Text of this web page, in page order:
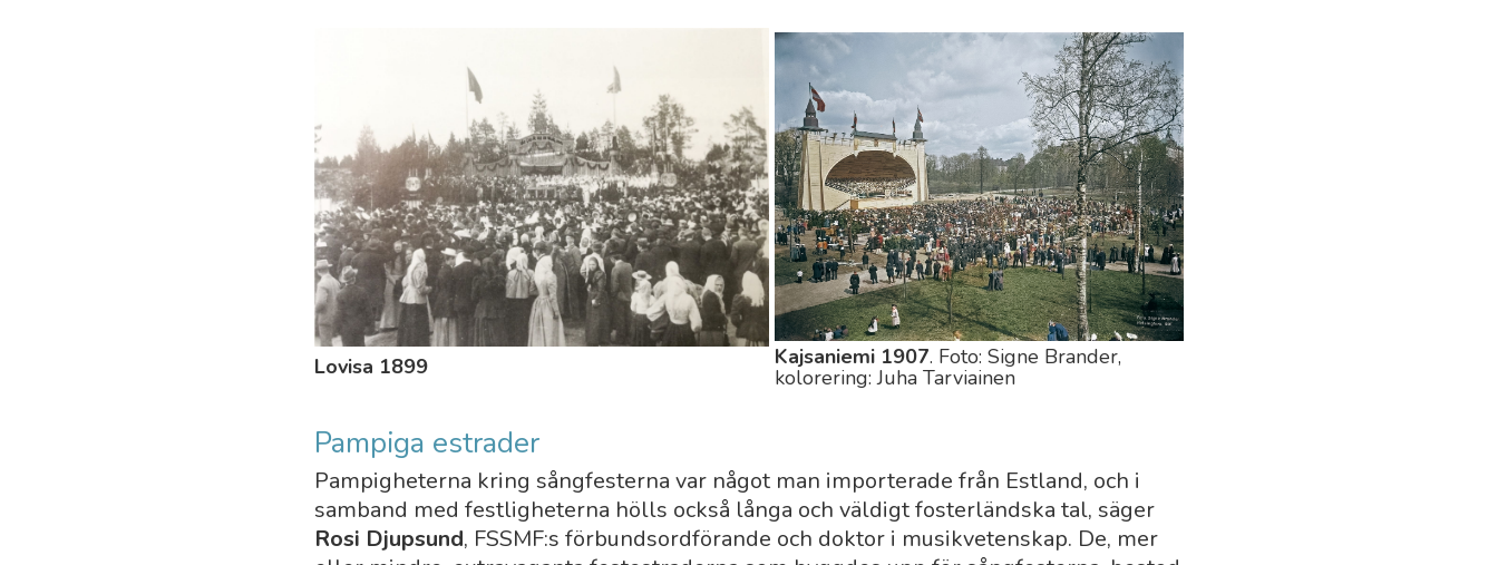
Lovisa 1899 Kajsaniemi 1907. Foto: Signe Brander,
kolorering: Juha Tarviainen
Pampiga estrader
Pampigheterna kring sångfesterna var något man importerade från Estland, och i
samband med festligheterna hölls också långa och väldigt fosterländska tal, säger
Rosi Djup­sund, FSSMF:s förbundsord­förande och doktor i musikvetenskap. De, mer